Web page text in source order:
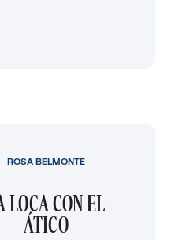
LOCA CON EL
ÁTICO
ROSA BELMONTE